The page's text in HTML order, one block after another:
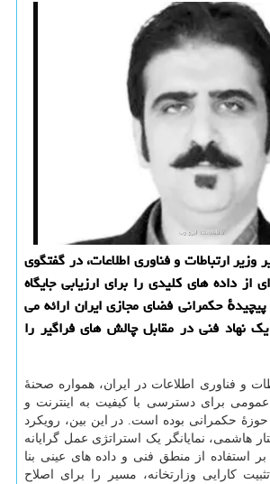
وزیر ارتباطات و فناوری اطلاعات، در گفتگوی
از داده های کلیدی را برای ارزیابی جایگاه
حکمرانی فضای مجازی ایران ارائه می
نهاد فنی در مقابل چالش های فراگیر را
و فناوری اطلاعات در ایران، همواره صحنهٔ
عمومی برای دسترسی با کیفیت به اینترنت و
حوزهٔ حکمرانی بوده است. در این بین، رویکرد
هاشمی، نمایانگر یک استراتژی عمل گرایانه
استفاده از منطق فنی و داده های عینی بنا
کارایی وزارتخانه، مسیر را برای اصلاح